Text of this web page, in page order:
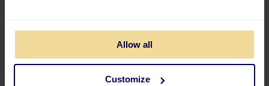
Allow all
Customize
En bedre måde at lære på